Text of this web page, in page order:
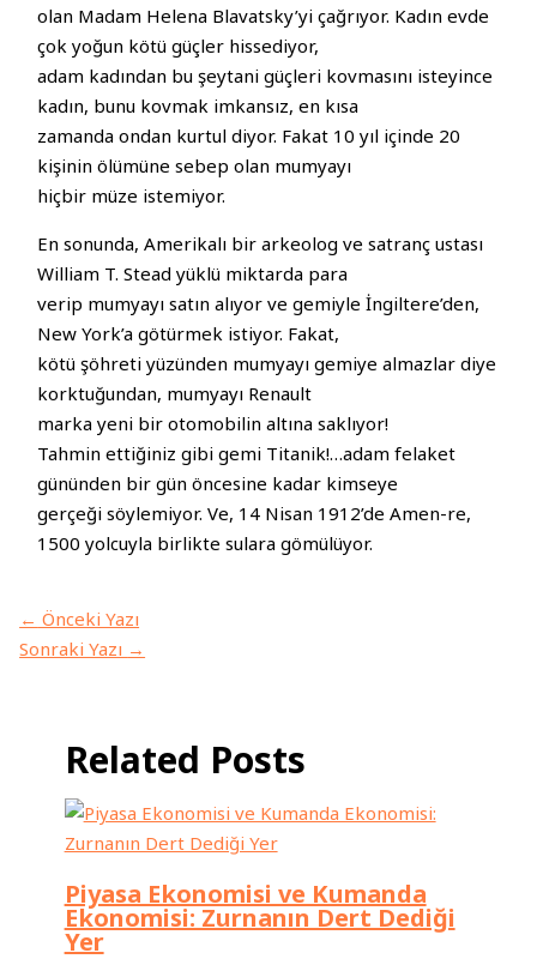
olan Madam Helena Blavatsky’yi çağrıyor. Kadın evde
çok yoğun kötü güçler hissediyor,
adam kadından bu şeytani güçleri kovmasını isteyince
kadın, bunu kovmak imkansız, en kısa
zamanda ondan kurtul diyor. Fakat 10 yıl içinde 20
kişinin ölümüne sebep olan mumyayı
hiçbir müze istemiyor.
En sonunda, Amerikalı bir arkeolog ve satranç ustası
William T. Stead yüklü miktarda para
verip mumyayı satın alıyor ve gemiyle İngiltere’den,
New York’a götürmek istiyor. Fakat,
kötü şöhreti yüzünden mumyayı gemiye almazlar diye
korktuğundan, mumyayı Renault
marka yeni bir otomobilin altına saklıyor!
Tahmin ettiğiniz gibi gemi Titanik!…adam felaket
gününden bir gün öncesine kadar kimseye
gerçeği söylemiyor. Ve, 14 Nisan 1912’de Amen-re,
1500 yolcuyla birlikte sulara gömülüyor.
← Önceki Yazı
Sonraki Yazı →
Related Posts
Piyasa Ekonomisi ve Kumanda
Ekonomisi: Zurnanın Dert Dediği
Yer